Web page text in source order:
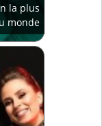
la plus
monde